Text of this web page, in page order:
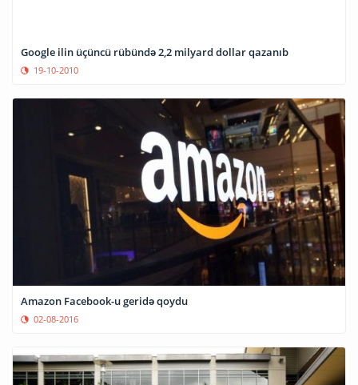
Google ilin üçüncü rübündə 2,2 milyard dollar qazanıb
19-10-2010
Amazon Facebook-u geridə qoydu
02-08-2016